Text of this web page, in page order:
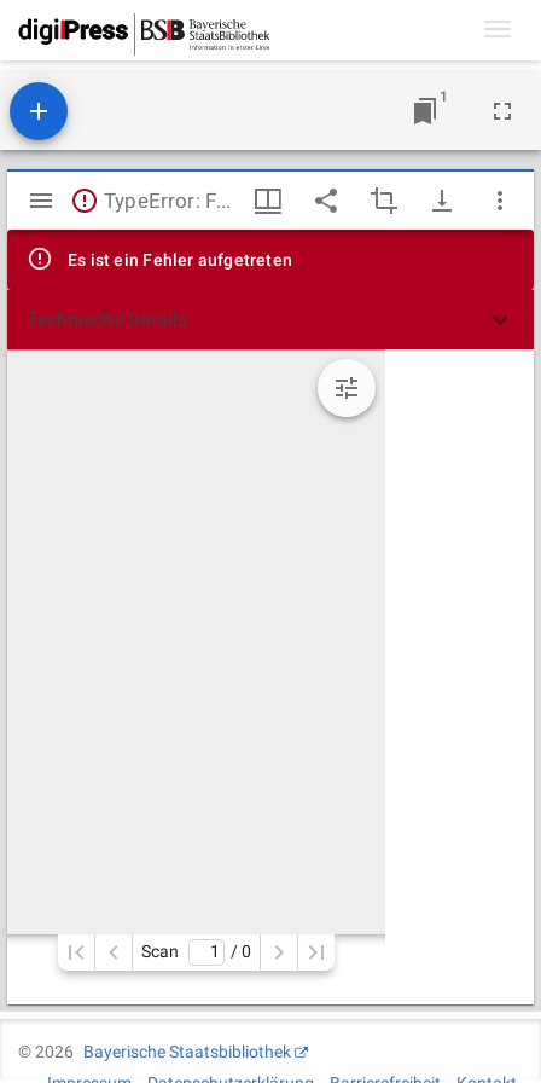
1
Mirador
Viewer
TypeError: Failed to fetch
Es ist ein Fehler aufgetreten
Technische Details
Scan / 0
©2026
Bayerische Staatsbibliothek